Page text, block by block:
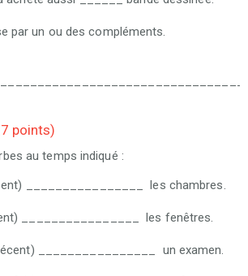
par un ou des compléments.
points)
au temps indiqué :
________________ les chambres.
________________ les fenêtres.
________________ un examen.